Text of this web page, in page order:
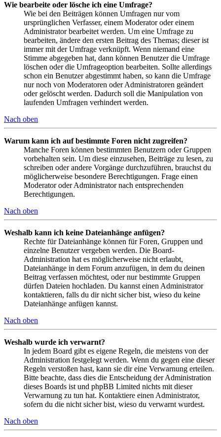
Wie bearbeite oder lösche ich eine Umfrage?
Wie bei den Beiträgen können Umfragen nur vom
ursprünglichen Verfasser, einem Moderator oder einem
Administrator bearbeitet werden. Um eine Umfrage zu
bearbeiten, ändere den ersten Beitrag des Themas; dieser ist
immer mit der Umfrage verknüpft. Wenn niemand eine
Stimme abgegeben hat, dann können Benutzer die Umfrage
löschen oder die Umfrageoption bearbeiten. Sollte allerdings
schon ein Benutzer abgestimmt haben, so kann die Umfrage
nur noch von Moderatoren oder Administratoren geändert
oder gelöscht werden. Dadurch soll die Manipulation von
laufenden Umfragen verhindert werden.
Nach oben
Warum kann ich auf bestimmte Foren nicht zugreifen?
Manche Foren können bestimmten Benutzern oder Gruppen
vorbehalten sein. Um diese einzusehen, Beiträge zu lesen, zu
schreiben oder andere Vorgänge durchzuführen, brauchst du
möglicherweise besondere Berechtigungen. Frage einen
Moderator oder Administrator nach entsprechenden
Berechtigungen.
Nach oben
Weshalb kann ich keine Dateianhänge anfügen?
Rechte für Dateianhänge können für Foren, Gruppen und
einzelne Benutzer vergeben werden. Die Board-
Administration hat es möglicherweise nicht erlaubt,
Dateianhänge in dem Forum anzufügen, in dem du deinen
Beitrag verfassen möchtest, oder nur bestimmte Gruppen
dürfen Dateien hochladen. Du kannst einen Administrator
kontaktieren, falls du dir nicht sicher bist, wieso du keine
Dateianhänge anfügen kannst.
Nach oben
Weshalb wurde ich verwarnt?
In jedem Board gibt es eigene Regeln, die meistens von der
Administration festgelegt werden. Wenn du gegen eine dieser
Regeln verstoßen hast, kann sie dir eine Verwarnung erteilen.
Bitte beachte, dass dies die Entscheidung der Administration
dieses Boards ist und phpBB Limited nichts mit dieser
Verwarnung zu tun hat. Kontaktiere einen Administrator,
sofern du die nicht sicher bist, wieso du verwarnt wurdest.
Nach oben